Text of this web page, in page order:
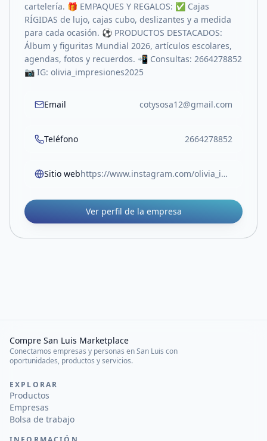
cartelería. 🎁 EMPAQUES Y REGALOS: ✅ Cajas
RÍGIDAS de lujo, cajas cubo, deslizantes y a medida
para cada ocasión. ⚽ PRODUCTOS DESTACADOS:
Álbum y figuritas Mundial 2026, artículos escolares,
agendas, fotos y recuerdos. 📲 Consultas: 2664278852
📷 IG: olivia_impresiones2025
Email cotysosa12@gmail.com
Teléfono 2664278852
Sitio web https://www.instagram.com/olivia_impresiones2025
Ver perfil de la empresa
Compre San Luis Marketplace
Conectamos empresas y personas en San Luis con
oportunidades, productos y servicios.
EXPLORAR
Productos
Empresas
Bolsa de trabajo